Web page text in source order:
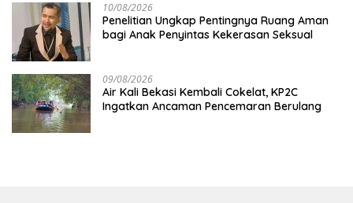
10/08/2026
Penelitian Ungkap Pentingnya Ruang Aman
bagi Anak Penyintas Kekerasan Seksual
09/08/2026
Air Kali Bekasi Kembali Cokelat, KP2C
Ingatkan Ancaman Pencemaran Berulang